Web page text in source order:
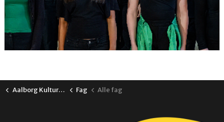
Aalborg Kulturskole Fag Alle fag